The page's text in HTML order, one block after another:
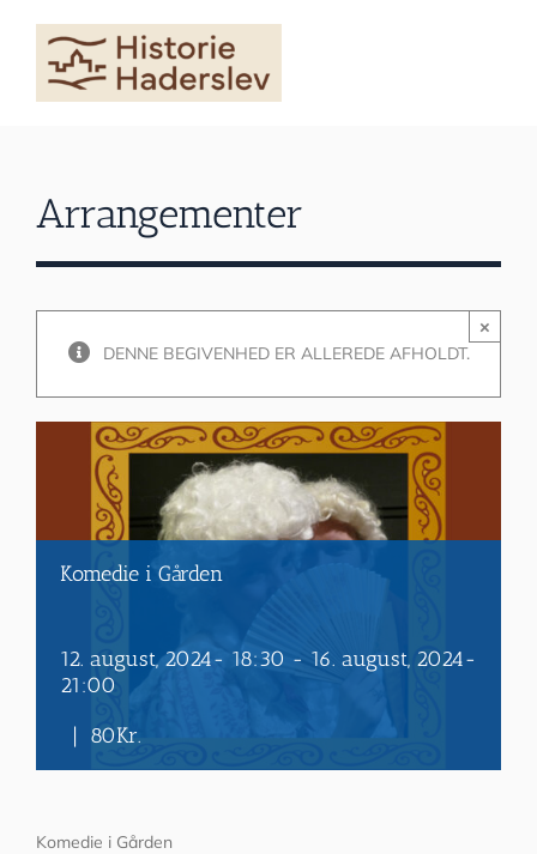
content
Arrangementer
×
DENNE BEGIVENHED ER ALLEREDE AFHOLDT.
Komedie i Gården
12. august, 2024- 18:30 - 16. august, 2024-
21:00
| 80Kr.
Komedie i Gården